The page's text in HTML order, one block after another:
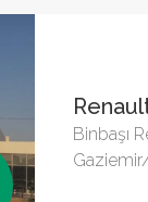
Binbaşı